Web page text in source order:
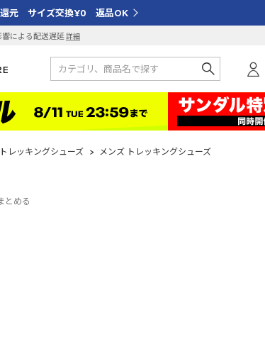
還元 サイズ交換¥0 返品OK
響による配送遅延詳細
トレッキングシューズ > メンズ トレッキングシューズ
とめる